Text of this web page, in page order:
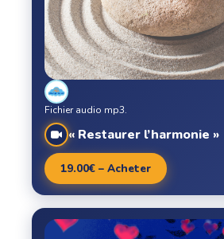
« Restaurer l’harmonie »
Fichier audio mp3.
19.00€ – Acheter